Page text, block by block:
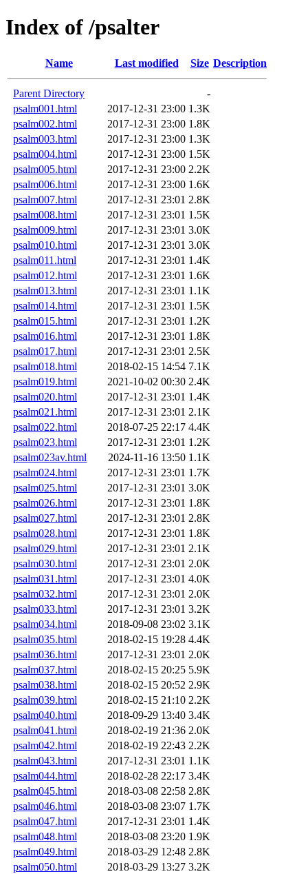
Index of /psalter
Name Last modified Size Description
Parent Directory
-
psalm001.html
2017-12-31 23:00 1.3K
psalm002.html
2017-12-31 23:00 1.8K
psalm003.html
2017-12-31 23:00 1.3K
psalm004.html
2017-12-31 23:00 1.5K
psalm005.html
2017-12-31 23:00 2.2K
psalm006.html
2017-12-31 23:00 1.6K
psalm007.html
2017-12-31 23:01 2.8K
psalm008.html
2017-12-31 23:01 1.5K
psalm009.html
2017-12-31 23:01 3.0K
psalm010.html
2017-12-31 23:01 3.0K
psalm011.html
2017-12-31 23:01 1.4K
psalm012.html
2017-12-31 23:01 1.6K
psalm013.html
2017-12-31 23:01 1.1K
psalm014.html
2017-12-31 23:01 1.5K
psalm015.html
2017-12-31 23:01 1.2K
psalm016.html
2017-12-31 23:01 1.8K
psalm017.html
2017-12-31 23:01 2.5K
psalm018.html
2018-02-15 14:54 7.1K
psalm019.html
2021-10-02 00:30 2.4K
psalm020.html
2017-12-31 23:01 1.4K
psalm021.html
2017-12-31 23:01 2.1K
psalm022.html
2018-07-25 22:17 4.4K
psalm023.html
2017-12-31 23:01 1.2K
psalm023av.html
2024-11-16 13:50 1.1K
psalm024.html
2017-12-31 23:01 1.7K
psalm025.html
2017-12-31 23:01 3.0K
psalm026.html
2017-12-31 23:01 1.8K
psalm027.html
2017-12-31 23:01 2.8K
psalm028.html
2017-12-31 23:01 1.8K
psalm029.html
2017-12-31 23:01 2.1K
psalm030.html
2017-12-31 23:01 2.0K
psalm031.html
2017-12-31 23:01 4.0K
psalm032.html
2017-12-31 23:01 2.0K
psalm033.html
2017-12-31 23:01 3.2K
psalm034.html
2018-09-08 23:02 3.1K
psalm035.html
2018-02-15 19:28 4.4K
psalm036.html
2017-12-31 23:01 2.0K
psalm037.html
2018-02-15 20:25 5.9K
psalm038.html
2018-02-15 20:52 2.9K
psalm039.html
2018-02-15 21:10 2.2K
psalm040.html
2018-09-29 13:40 3.4K
psalm041.html
2018-02-19 21:36 2.0K
psalm042.html
2018-02-19 22:43 2.2K
psalm043.html
2017-12-31 23:01 1.1K
psalm044.html
2018-02-28 22:17 3.4K
psalm045.html
2018-03-08 22:58 2.8K
psalm046.html
2018-03-08 23:07 1.7K
psalm047.html
2017-12-31 23:01 1.4K
psalm048.html
2018-03-08 23:20 1.9K
psalm049.html
2018-03-29 12:48 2.8K
psalm050.html
2018-03-29 13:27 3.2K